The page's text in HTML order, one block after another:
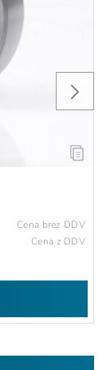
Cena brez DDV
Cena z DDV